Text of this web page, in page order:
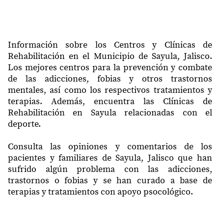
Información sobre los Centros y Clínicas de
Rehabilitación en el Municipio de Sayula, Jalisco.
Los mejores centros para la prevención y combate
de las adicciones, fobias y otros trastornos
mentales, así como los respectivos tratamientos y
terapias. Además, encuentra las Clínicas de
Rehabilitación en Sayula relacionadas con el
deporte.
Consulta las opiniones y comentarios de los
pacientes y familiares de Sayula, Jalisco que han
sufrido algún problema con las adicciones,
trastornos o fobias y se han curado a base de
terapias y tratamientos con apoyo psocológico.